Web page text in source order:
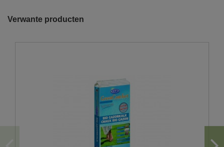
Verwante producten